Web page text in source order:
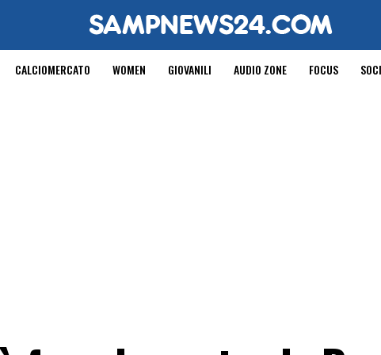
CALCIOMERCATO WOMEN GIOVANILI AUDIO ZONE FOCUS